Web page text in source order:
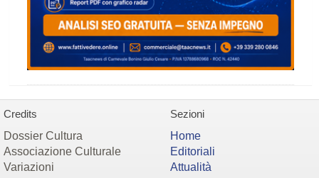
Credits
Dossier Cultura
Associazione Culturale
Variazioni
Sezioni
Home
Editoriali
Attualità